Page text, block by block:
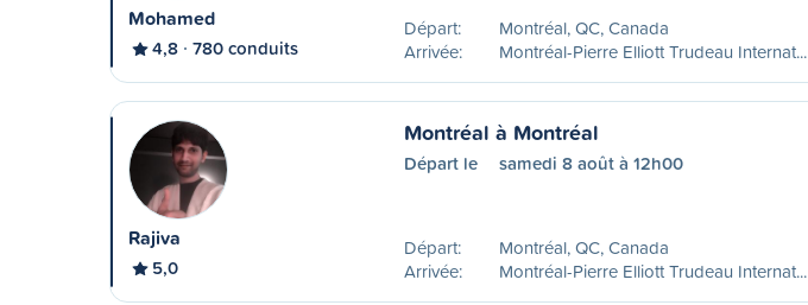
Mohamed
4,8 780 conduits
Départ:
Montréal, QC, Canada
Arrivée:
Montréal-Pierre Elliott Trudeau Internat...
Rajiva
5,0
Montréal à Montréal
Départ le samedi 8 août à 12h00
Départ:
Montréal, QC, Canada
Arrivée:
Montréal-Pierre Elliott Trudeau Internat...